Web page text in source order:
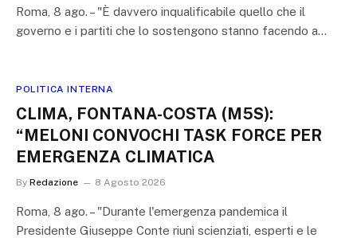
Roma, 8 ago. – "È davvero inqualificabile quello che il
governo e i partiti che lo sostengono stanno facendo a…
POLITICA INTERNA
CLIMA, FONTANA-COSTA (M5S):
“MELONI CONVOCHI TASK FORCE PER
EMERGENZA CLIMATICA
By Redazione 8 Agosto 2026
Roma, 8 ago. – "Durante l'emergenza pandemica il
Presidente Giuseppe Conte riunì scienziati, esperti e le